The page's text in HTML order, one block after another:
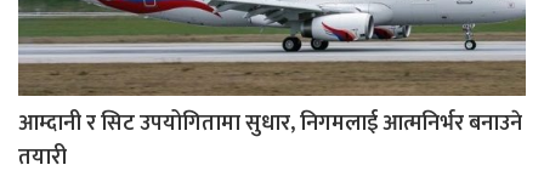
आम्दानी र सिट उपयोगितामा सुधार, निगमलाई आत्मनिर्भर बनाउने
तयारी